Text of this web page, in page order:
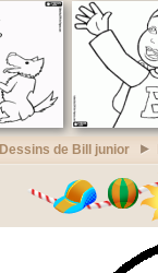
Dessins de Bill junior